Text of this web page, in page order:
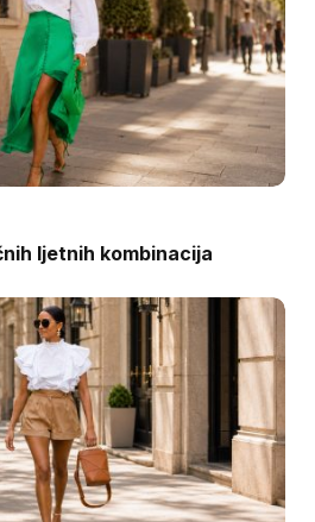
ljetnih kombinacija